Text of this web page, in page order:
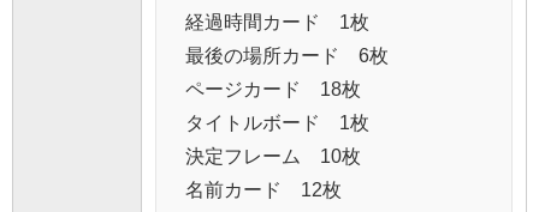
経過時間カード 1枚
最後の場所カード 6枚
ページカード 18枚
タイトルボード 1枚
決定フレーム 10枚
名前カード 12枚